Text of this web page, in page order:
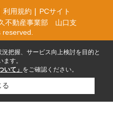
利用規約
PCサイト
不動産事業部 山口支
reserved.
把握、サービス向上検討を目的と
す。
いて」 をご確認ください。
る